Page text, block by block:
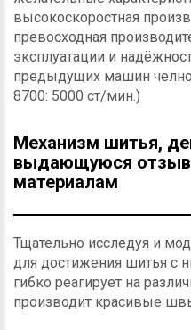
высокоскоростная
превосходная
эксплуатации и
предыдущих машин
8700: 5000 ст/мин.)
Механизм шитья,
выдающуюся
материалам
Тщательно исследуя и
для достижения шитья с
гибко реагирует на
производит красивые